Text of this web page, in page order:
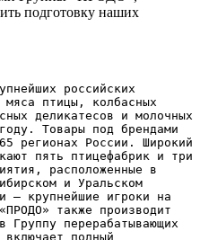
подготовку наших
российских
мяса птицы, колбасных
деликатесов и молочных
Товары под брендами
регионах России. Широкий
пять птицефабрик и три
расположенные в
и Уральском
– крупнейшие игроки на
также производит
перерабатывающих
полный